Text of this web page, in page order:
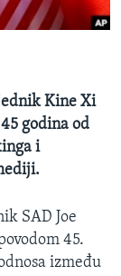
Kine Xi
godina od
i
SAD Joe
45.
između